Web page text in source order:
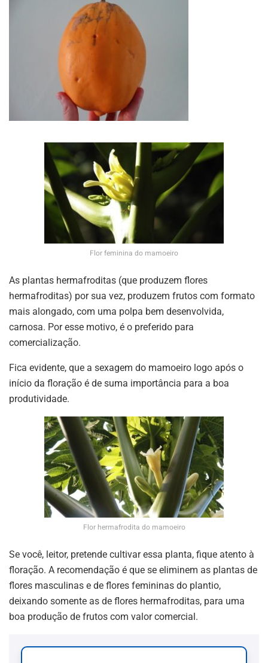
Flor feminina do mamoeiro
As plantas hermafroditas (que produzem flores
hermafroditas) por sua vez, produzem frutos com formato
mais alongado, com uma polpa bem desenvolvida,
carnosa. Por esse motivo, é o preferido para
comercialização.
Fica evidente, que a sexagem do mamoeiro logo após o
início da floração é de suma importância para a boa
produtividade.
Flor hermafrodita do mamoeiro
Se você, leitor, pretende cultivar essa planta, fique atento à
floração. A recomendação é que se eliminem as plantas de
flores masculinas e de flores femininas do plantio,
deixando somente as de flores hermafroditas, para uma
boa produção de frutos com valor comercial.